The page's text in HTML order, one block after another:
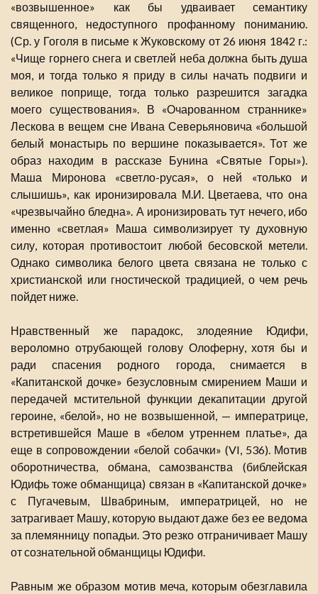
«возвышенное» как бы удваивает семантику
священного, недоступного профанному пониманию.
(Ср. у Гоголя в письме к Жуковскому от 26 июня 1842 г.:
«Чище горнего снега и светлей неба должна быть душа
моя, и тогда только я приду в силы начать подвиги и
великое поприще, тогда только разрешится загадка
моего существования». В «Очарованном страннике»
Лескова в вещем сне Ивана Северьяновича «большой
белый монастырь по вершине показывается». Тот же
образ находим в рассказе Бунина «Святые Горы»).
Маша Миронова «светло-русая», о ней «только и
слышишь», как иронизировала М.И. Цветаева, что она
«чрезвычайно бледна». А иронизировать тут нечего, ибо
именно «светлая» Маша символизирует ту духовную
силу, которая противостоит любой бесовской метели.
Однако символика белого цвета связана не только с
христианской или гностической традицией, о чем речь
пойдет ниже.
Нравственный же парадокс, злодеяние Юдифи,
вероломно отрубающей голову Олоферну, хотя бы и
ради спасения родного города, снимается в
«Капитанской дочке» безусловным смирением Маши и
передачей мстительной функции декапитации другой
героине, «белой», но не возвышенной, — императрице,
встретившейся Маше в «белом утреннем платье», да
еще в сопровождении «белой собачки» (VI, 536). Мотив
оборотничества, обмана, самозванства (библейская
Юдифь тоже обманщица) связан в «Капитанской дочке»
с Пугачевым, Швабриным, императрицей, но не
затрагивает Машу, которую выдают даже без ее ведома
за племянницу попадьи. Это резко отграничивает Машу
от сознательной обманщицы Юдифи.
Равным же образом мотив меча, которым обезглавила